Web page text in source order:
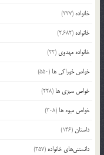
خانواده (227)
خانواده (2,682)
خانواده مهدوی (22)
خواص خوراکی ها (550)
خواص سبزی ها (228)
خواص میوه ها (308)
داستان(146)
دانستنی‌های خانواده (357)